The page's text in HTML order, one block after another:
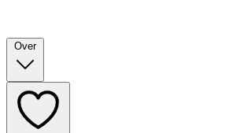
Over